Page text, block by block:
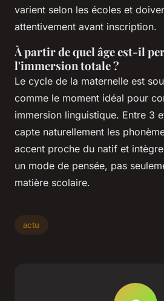
varient selon les écoles et
attentivement avant inscription.
À partir de quel âge est-il
l'immersion totale ?
Le cycle de la maternelle est
comme le moment idéal pour
immersion linguistique. Entre 3
capte naturellement les
accent proche du natif et
un mode de pensée, pas
matière scolaire.
actu